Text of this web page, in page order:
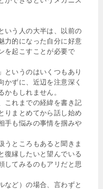
いう人の大半は、以前の
力的になった自分に好意
を起こすことが必要で
というのはいくつもあり
かずに、近辺を注意深く
かもしれません。
これまでの経緯を書き記
りまとめてから話し始め
手も悩みの事情を掴みや
うところもあると聞きま
復縁したいと望んでいる
してみるのもアリだと思
など）の場合、言わずと